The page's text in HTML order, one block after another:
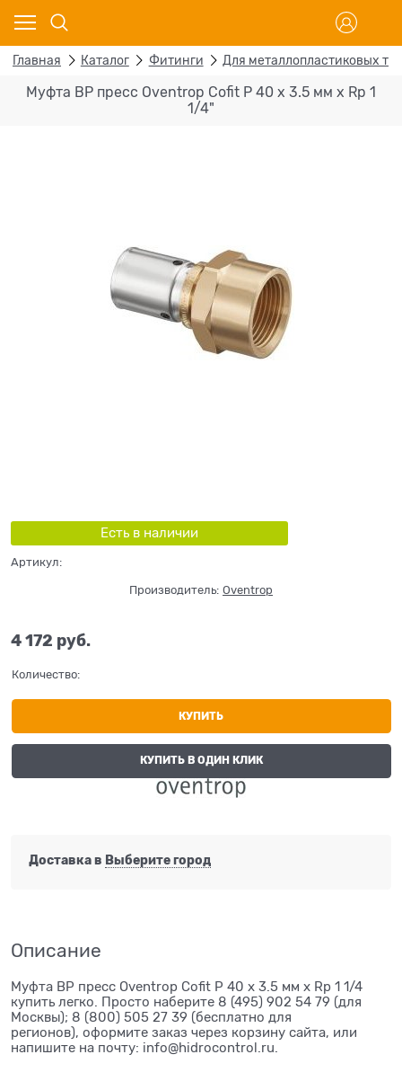
Главная Каталог Фитинги Для металлопластиковых
Муфта ВР пресс Oventrop Cofit P 40 х 3.5 мм х Rp 1
1/4"
Есть в наличии
Артикул:
Производитель: Oventrop
4 172 руб.
Количество:
КУПИТЬ
КУПИТЬ В ОДИН КЛИК
Доставка в Выберите город
Описание
Муфта ВР пресс Oventrop Cofit P 40 х 3.5 мм х Rp 1 1/4
купить легко. Просто наберите 8 (495) 902 54 79 (для
Москвы); 8 (800) 505 27 39 (бесплатно для
регионов), оформите заказ через корзину сайта, или
напишите на почту: info@hidrocontrol.ru.